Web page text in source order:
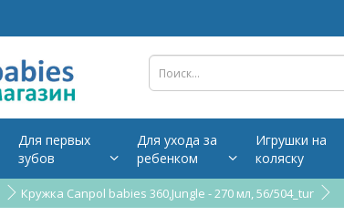
Для первых
зубов
Для ухода за
ребенком
Игрушки на
коляску
Кружка Canpol babies 360,Jungle - 270 мл, 56/504_tur